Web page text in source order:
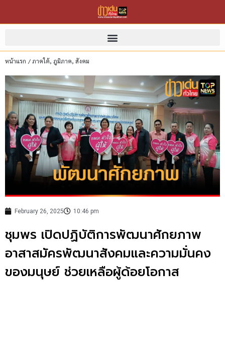
หน้าแรก /ภาคใต้, ภูมิภาค, สังคม
February 26, 2025 10:46 pm
ชุมพร เปิดปฏิบัติการพัฒนาศักยภาพ
อาสาสมัครพัฒนาสังคมและความมั่นคง
ของมนุษย์ ช่วยเหลือผู้ด้อยโอกาส